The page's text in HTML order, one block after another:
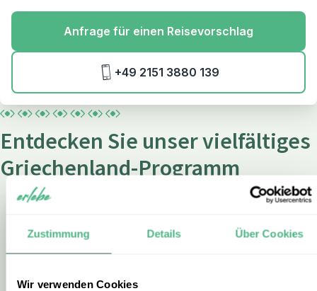
Zustimmung Details Über Cookies
Wir verwenden Cookies
Anfrage für einen Reisevorschlag
+49 2151 3880 139
Entdecken Sie unser vielfältiges
Griechenland-Programm